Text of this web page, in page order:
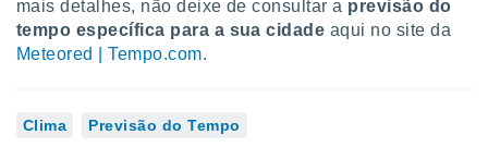
mais detalhes, não deixe de consultar a previsão do
tempo específica para a sua cidade aqui no site da
Meteored | Tempo.com.
Clima Previsão do Tempo